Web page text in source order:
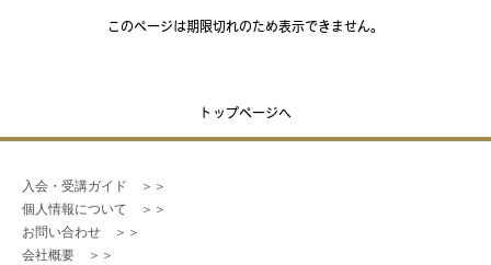
このページは期限切れのため表示できません。
トップページへ
入会・受講ガイド　＞＞
個人情報について　＞＞
お問い合わせ　＞＞
会社概要　＞＞